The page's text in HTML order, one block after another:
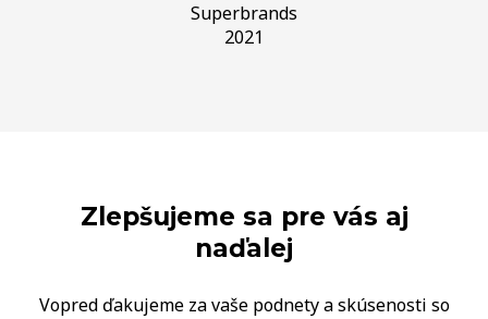
Superbrands
2021
Zlepšujeme sa pre vás aj
naďalej
Vopred ďakujeme za vaše podnety a skúsenosti so